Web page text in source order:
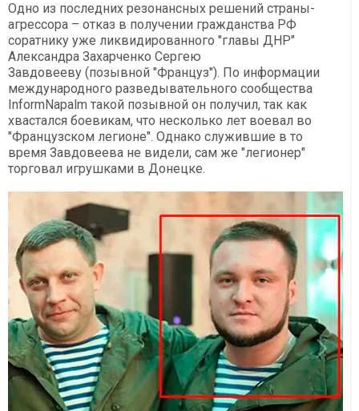
Одно из последних резонансных решений страны-
агрессора – отказ в получении гражданства РФ
соратнику уже ликвидированного "главы ДНР"
Александра Захарченко Сергею
Завдовееву (позывной "Француз"). По информации
международного разведывательного сообщества
InformNapalm такой позывной он получил, так как
хвастался боевикам, что несколько лет воевал во
"Французском легионе". Однако служившие в то
время Завдовеева не видели, сам же "легионер"
торговал игрушками в Донецке.